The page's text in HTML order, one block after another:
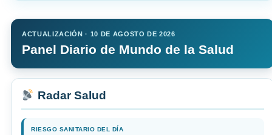
ACTUALIZACIÓN · 10 DE AGOSTO DE 2026
Panel Diario de Mundo de la Salud
Radar Salud
RIESGO SANITARIO DEL DÍA